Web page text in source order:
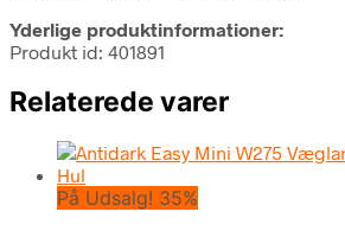
Yderlige produktinformationer:
Produkt id: 401891
Relaterede varer
På Udsalg! 35%